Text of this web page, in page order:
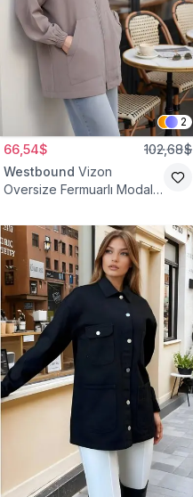
2
66,54$ 102,68$
Westbound Vizon
Oversize Fermuarlı Modal